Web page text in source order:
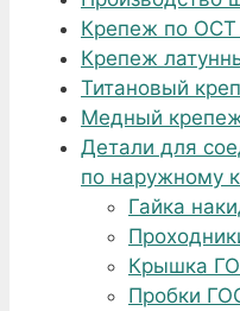
Крепеж по ОСТ
Крепеж
Титановый
Медный
Детали для
по наружному
Гайка
Крышка
Пробки